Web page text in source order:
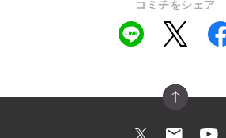
コミチをシェア